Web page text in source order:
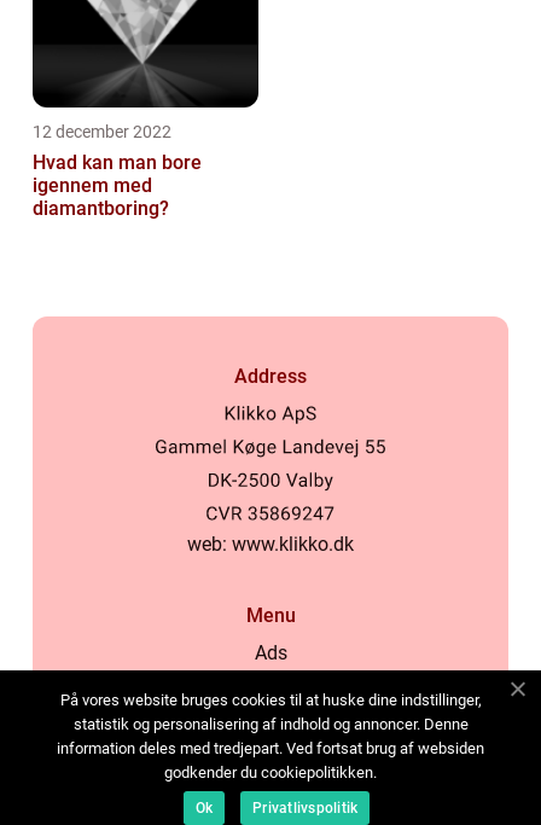
12 december 2022
Hvad kan man bore
igennem med
diamantboring?
Address
web: www.klikko.dk
Menu
Ads
Cookies
Contact
Sitemap
På vores website bruges cookies til at huske dine indstillinger,
statistik og personalisering af indhold og annoncer. Denne
information deles med tredjepart. Ved fortsat brug af websiden
godkender du cookiepolitikken.
Ok Privatlivspolitik